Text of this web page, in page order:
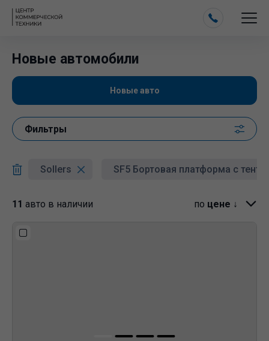
Новые автомобили
Новые авто
Фильтры
Sollers SF5 Бортовая платформа с
11 авто в наличии по цене ↓